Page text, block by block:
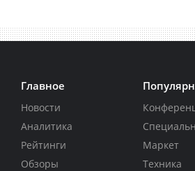
Главное
Новости
Аналитика
Рейтинги
Обзоры
Маркет
Техника